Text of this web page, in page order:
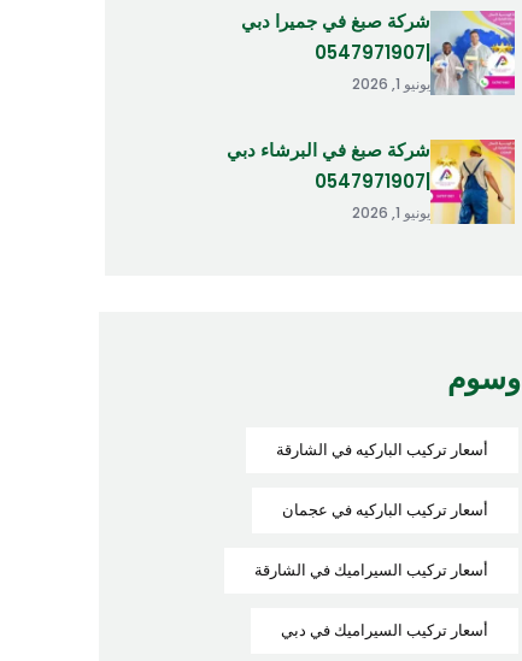
شركة صبغ في جميرا دبي
يونيو 1, 2026
شركة صبغ في البرشاء دبي
يونيو 1, 2026
وسوم
أسعار تركيب الباركيه في الشارقة
أسعار تركيب الباركيه في عجمان
أسعار تركيب السيراميك في الشارقة
أسعار تركيب السيراميك في دبي